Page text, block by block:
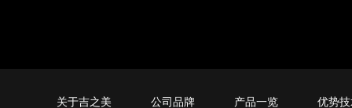
关于吉之美 公司品牌 产品一览 优势